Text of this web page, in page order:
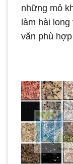
những mỏ
làm hài
văn phù